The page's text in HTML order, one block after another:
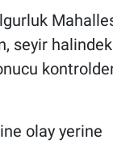
seyir
olay yerine